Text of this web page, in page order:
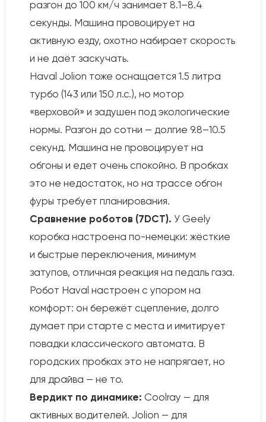
разгон до 100 км/ч занимает 8.1–8.4
секунды. Машина провоцирует на
активную езду, охотно набирает скорость
и не даёт заскучать.
Haval Jolion тоже оснащается 1.5 литра
турбо (143 или 150 л.с.), но мотор
«верховой» и задушен под экологические
нормы. Разгон до сотни — долгие 9.8–10.5
секунд. Машина не провоцирует на
обгоны и едет очень спокойно. В пробках
это не недостаток, но на трассе обгон
фуры требует планирования.
Сравнение роботов (7DCT). У Geely
коробка настроена по-немецки: жёсткие
и быстрые переключения, минимум
затупов, отличная реакция на педаль газа.
Робот Haval настроен с упором на
комфорт: он бережёт сцепление, долго
думает при старте с места и имитирует
повадки классического автомата. В
городских пробках это не напрягает, но
для драйва — не то.
Вердикт по динамике: Coolray — для
активных водителей. Jolion — для